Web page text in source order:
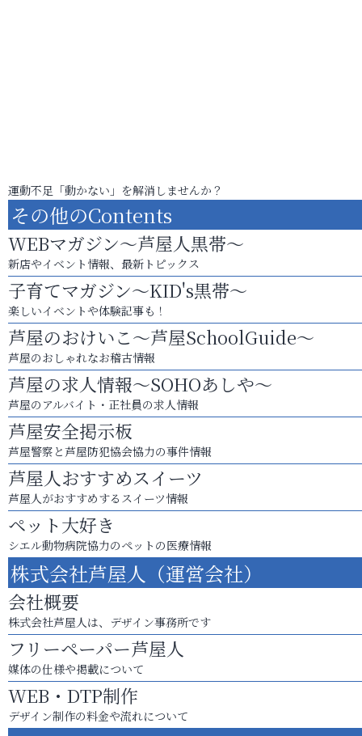
運動不足「動かない」を解消しませんか？
その他のContents
WEBマガジン～芦屋人黒帯～
新店やイベント情報、最新トピックス
子育てマガジン～KID's黒帯～
楽しいイベントや体験記事も！
芦屋のおけいこ～芦屋SchoolGuide～
芦屋のおしゃれなお稽古情報
芦屋の求人情報～SOHOあしや～
芦屋のアルバイト・正社員の求人情報
芦屋安全掲示板
芦屋警察と芦屋防犯協会協力の事件情報
芦屋人おすすめスイーツ
芦屋人がおすすめするスイーツ情報
ペット大好き
シエル動物病院協力のペットの医療情報
株式会社芦屋人（運営会社）
会社概要
株式会社芦屋人は、デザイン事務所です
フリーペーパー芦屋人
媒体の仕様や掲載について
WEB・DTP制作
デザイン制作の料金や流れについて